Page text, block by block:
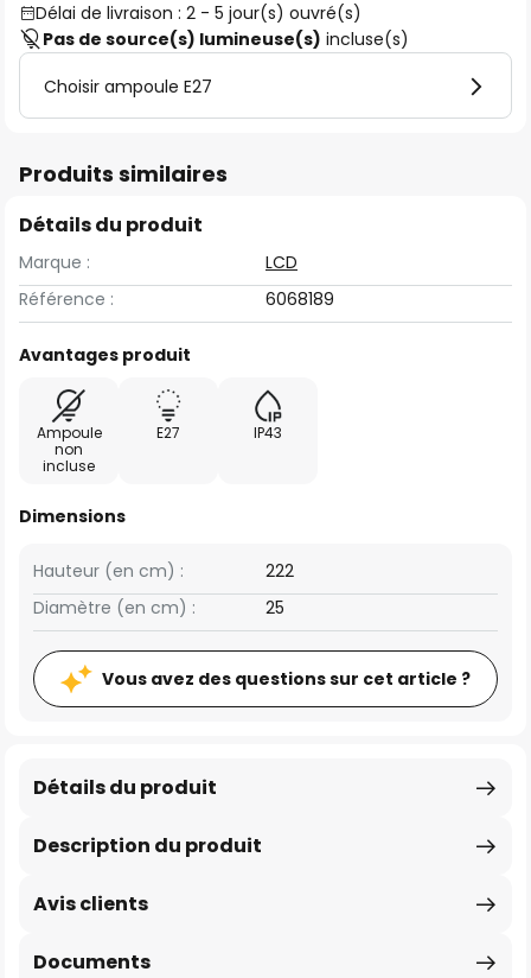
Délai de livraison : 2 - 5 jour(s) ouvré(s)
Pas de source(s) lumineuse(s) incluse(s)
Choisir ampoule E27
Produits similaires
Détails du produit
Marque :
LCD
Référence :
6068189
Avantages produit
Ampoule
non
incluse
E27 IP43
Dimensions
Hauteur (en cm) :
222
Diamètre (en cm) :
25
Vous avez des questions sur cet article ?
Description du produit
Détails du produit
Avis clients
Documents